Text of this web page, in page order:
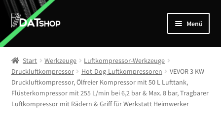
Zur
Navigation
springen
Zum
Inhalt
springen
Menü
Home
Shop
Mein Account
Start Werkzeuge
Luftkompressor-Werkzeuge
Druckluftkompressor
Hot-Dog-Luftkompressoren
VEVOR 3 KW
Druckluftkompressor, Ölfreier Kompressor mit 50 L Lufttank,
Flüsterkompressor mit 255 L/min bei 6,2 bar & Max. 8 bar, Tragbarer
Luftkompressor mit Rädern & Griff für Werkstatt Heimwerker